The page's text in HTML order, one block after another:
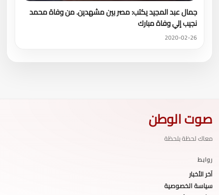
جمال عبد المجيد يكتب: مصر بين مشهدين. من وفاة محمد
نجيب إلي وفاة مبارك
2020-02-26
صوت الوطن
معاك لحظة بلحظة
روابط
آخر الأخبار
سياسة الخصوصية